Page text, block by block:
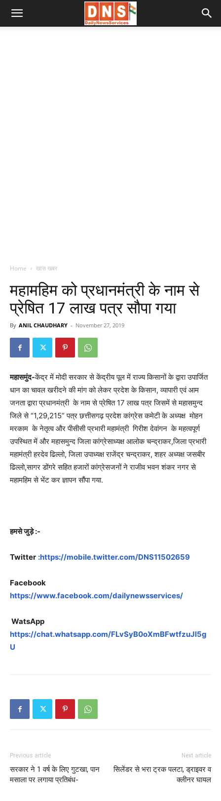
Home खास खबर
महामहिम को प्रधानमंत्री के नाम से
प्रेषित 17 लाख पत्र सौपा गया
By ANIL CHAUDHARY - November 27, 2019
महासमुंद-केंद्र में मोदी सरकार से केंद्रीय पूल में राज्य किसानों के द्वारा उपार्जित
धान का चावल खरीदने की मांग को लेकर प्रदेश के किसान, व्यापारी एवं आम
जनता द्वारा प्रधानमंत्री के नाम से प्रेषित 17 लाख पत्र जिसमें से महासमुन्द
जिले से “1,29,215” पत्र छत्तीसगढ़ प्रदेश कांग्रेस कमेटी के अध्यक्ष मोहन
मरकाम के नेतृत्व और पीसीसी प्रभारी महामंत्री गिरीश देवांगन के महत्वपूर्ण
उपस्थित में और महासमुन्द जिला कांग्रेसाध्यक्ष आलोक चन्द्राकर,जिला प्रभारी
महामंत्री हरदेव ढिल्लो, जिला उपाध्यक्ष राजेंद्र चन्द्राकर, शहर अध्यक्ष जसबीर
ढिल्लो,सागर डोंगरे सहित हजारों कांग्रेसजनों ने राजीव भवन शंकर नगर से
महामहिम से भेंट कर ज्ञापन सौंपा गया.
हमसे जुड़े :-
Twitter :https://mobile.twitter.com/DNS11502659
Facebook
https://www.facebook.com/dailynewsservices/
WatsApp
https://chat.whatsapp.com/FLvSyB0oXmBFwtfzuJl5g
U
Previous article
सरकार ने 1 वर्ष के लिए गुटखा, पान
मसाला पर लगाया प्रतिबंध-
Next article
सिलेंडर से भरा ट्रक पलटा, ड्राइवर व
क्लीनर घायल